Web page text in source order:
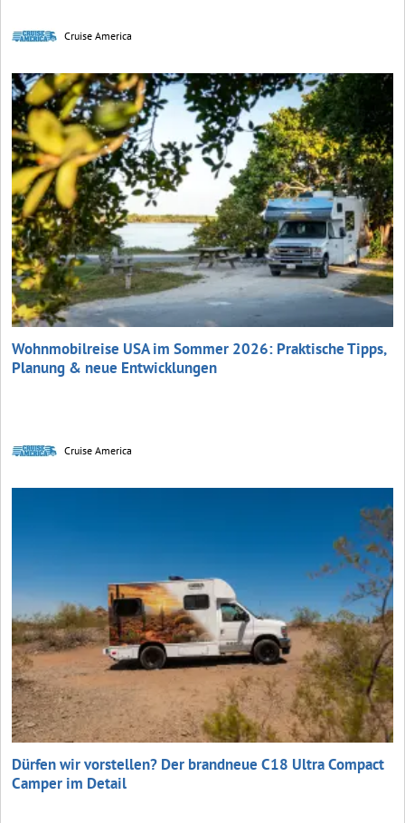
Cruise America
Wohnmobilreise USA im Sommer 2026: Praktische Tipps,
Planung & neue Entwicklungen
Cruise America
Dürfen wir vorstellen? Der brandneue C18 Ultra Compact
Camper im Detail